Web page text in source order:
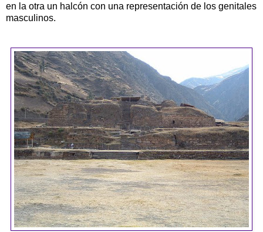
en la otra un halcón con una representación de los genitales
masculinos.